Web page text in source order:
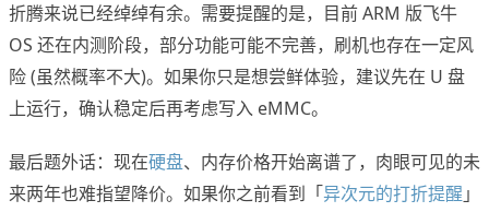
折腾来说已经绰绰有余。需要提醒的是，目前 ARM 版飞牛
OS 还在内测阶段，部分功能可能不完善，刷机也存在一定风
险 (虽然概率不大)。如果你只是想尝鲜体验，建议先在 U 盘
上运行，确认稳定后再考虑写入 eMMC。
最后题外话：现在硬盘、内存价格开始离谱了，肉眼可见的未
来两年也难指望降价。如果你之前看到「异次元的打折提醒 」